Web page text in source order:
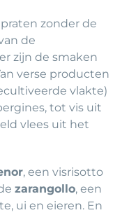
zonder de
de
zijn de smaken
verse producten
vlakte)
tot vis uit
vlees uit het
, een visrisotto
zarangollo, een
ui en eieren. En